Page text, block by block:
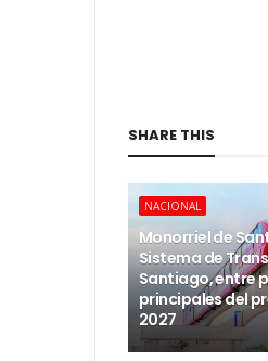
SHARE THIS
NACIONAL
Monorriel de
Sistema de
Santiago, entre
principales del
2027